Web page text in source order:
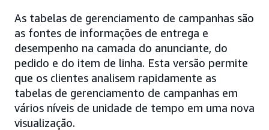
As tabelas de gerenciamento de campanhas são
as fontes de informações de entrega e
desempenho na camada do anunciante, do
pedido e do item de linha. Esta versão permite
que os clientes analisem rapidamente as
tabelas de gerenciamento de campanhas em
vários níveis de unidade de tempo em uma nova
visualização.